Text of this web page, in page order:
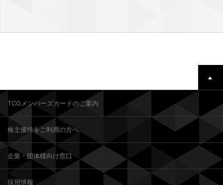
TCGメンバーズカードのご案内
株主優待をご利用の方へ
企業・団体様向け窓口
採用情報